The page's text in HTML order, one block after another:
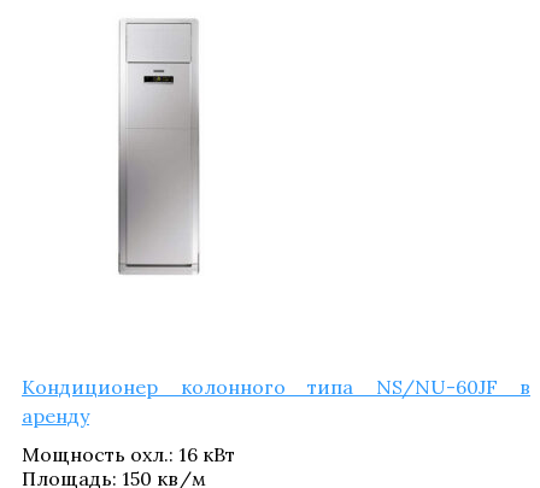
Кон­ди­ци­о­нер колон­но­го типа NS/NU-60JF в
аренду
Мощ­ность охл.: 16 кВт
Пло­щадь: 150 кв/​м